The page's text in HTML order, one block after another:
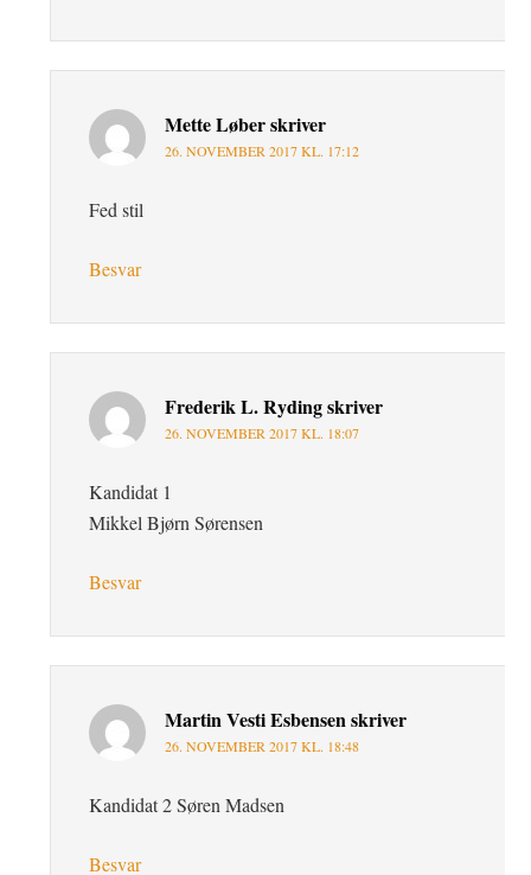
Mette Løberskriver
26. NOVEMBER 2017 KL. 17:12
Fed stil
Besvar
Frederik L. Rydingskriver
26. NOVEMBER 2017 KL. 18:07
Kandidat 1
Mikkel Bjørn Sørensen
Besvar
Martin Vesti Esbensenskriver
26. NOVEMBER 2017 KL. 18:48
Kandidat 2 Søren Madsen
Besvar